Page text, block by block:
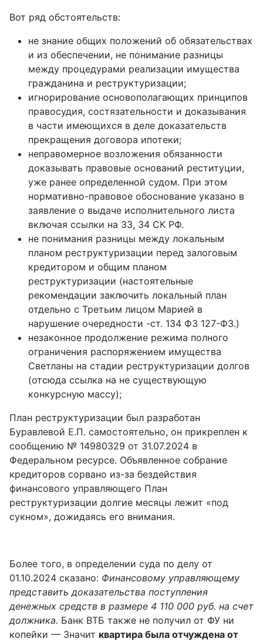
Вот ряд обстоятельств:
не знание общих положений об обязательствах
и из обеспечении, не понимание разницы
между процедурами реализации имущества
гражданина и реструктуризации;
игнорирование основополагающих принципов
правосудия, состязательности и доказывания
в части имеющихся в деле доказательств
прекращения договора ипотеки;
неправомерное возложения обязанности
доказывать правовые оснований реституции,
уже ранее определенной судом. При этом
нормативно-правовое обоснование указано в
заявление о выдаче исполнительного листа
включая ссылки на 33, 34 СК РФ.
не понимания разницы между локальным
планом реструктуризации перед залоговым
кредитором и общим планом
реструктуризации (настоятельные
рекомендации заключить локальный план
отдельно с Третьим лицом Марией в
нарушение очередности -ст. 134 ФЗ 127-ФЗ.)
незаконное продолжение режима полного
ограничения распоряжением имущества
Светланы на стадии реструктуризации долгов
(отсюда ссылка на не существующую
конкурсную массу);
План реструктуризации был разработан
Буравлевой Е.П. самостоятельно, он прикреплен к
сообщению № 14980329 от 31.07.2024 в
Федеральном ресурсе. Объявленное собрание
кредиторов сорвано из-за бездействия
финансового управляющего План
реструктуризации долгие месяцы лежит «под
сукном», дожидаясь его внимания.
Более того, в определении суда по делу от
01.10.2024 сказано: Финансовому управляющему
представить доказательства поступления
денежных средств в размере 4 110 000 руб. на счет
должника. Банк ВТБ также не получил от ФУ ни
копейки — Значит квартира была отчуждена от